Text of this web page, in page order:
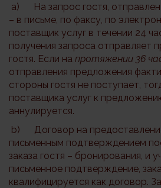
a) На запрос гостя,
– в письме, по факсу, по
поставщик услуг в течении 24
получения запроса отправляет
гостя. Если на протяжении 36
отправления предложения
стороны гостя не поступает,
поставщика услуг к
аннулируется.
b) Договор на
письменным подтверждением
заказа гостя – бронирования, и
письменное подтверждение,
квалифицируется как договор.